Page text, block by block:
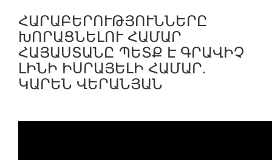
ՀԱՐԱԲԵՐՈՒԹՅՈՒՆՆԵՐԸ
ԽՈՐԱՑՆԵԼՈՒ ՀԱՄԱՐ
ՀԱՅԱՍՏԱՆԸ ՊԵՏՔ Է ԳՐԱՎԻՉ
ԼԻՆԻ ԻՍՐԱՅԵԼԻ ՀԱՄԱՐ.
ԿԱՐԵՆ ՎԵՐԱՆՅԱՆ